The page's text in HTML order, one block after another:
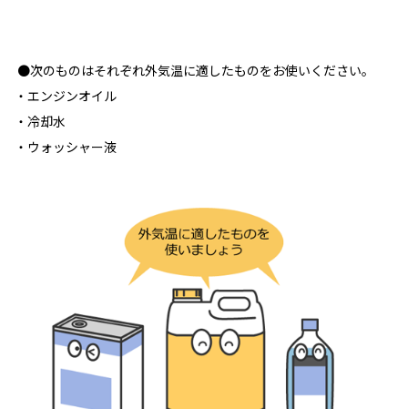
●次のものはそれぞれ外気温に適したものをお使いください。
・エンジンオイル
・冷却水
・ウォッシャー液